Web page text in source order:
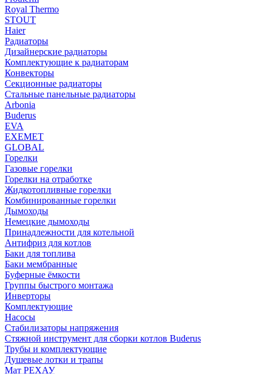
Royal Thermo
STOUT
Haier
Радиаторы
Дизайнерские радиаторы
Комплектующие к радиаторам
Конвекторы
Секционные радиаторы
Стальные панельные радиаторы
Arbonia
Buderus
EVA
EXEMET
GLOBAL
Горелки
Газовые горелки
Горелки на отработке
Жидкотопливные горелки
Комбинированные горелки
Дымоходы
Немецкие дымоходы
Принадлежности для котельной
Антифриз для котлов
Баки для топлива
Баки мембранные
Буферные ёмкости
Группы быстрого монтажа
Инверторы
Комплектующие
Насосы
Стабилизаторы напряжения
Стяжной инструмент для сборки котлов Buderus
Трубы и комплектующие
Душевые лотки и трапы
Мат РЕХАУ